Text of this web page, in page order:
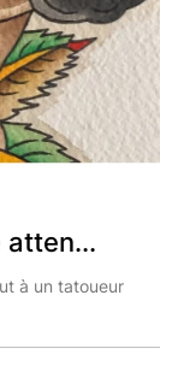
atten...
à un tatoueur